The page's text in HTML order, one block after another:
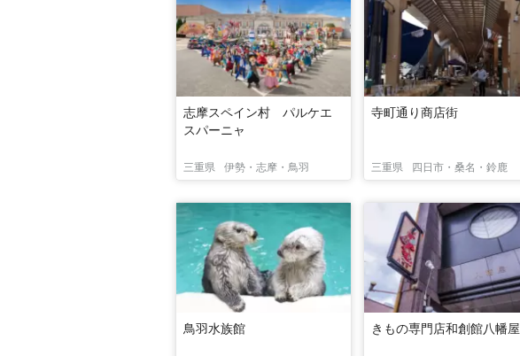
志摩スペイン村 パルケエ
スパーニャ
三重県 伊勢・志摩・鳥羽
寺町通り商店街
三重県 四日市・桑名・鈴鹿
鳥羽水族館 きもの専門店和創館八幡屋